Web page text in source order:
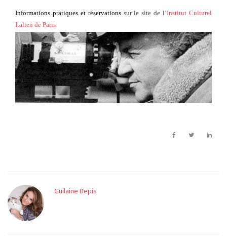
Informations pratiques et réservationssur le site de l’Institut Culturel
Italien de Paris
Guilaine Depis